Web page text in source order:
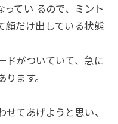
てい るので、ミント
顔だけ出している状態
ドがついていて、急に
ます。
てあげようと思い、